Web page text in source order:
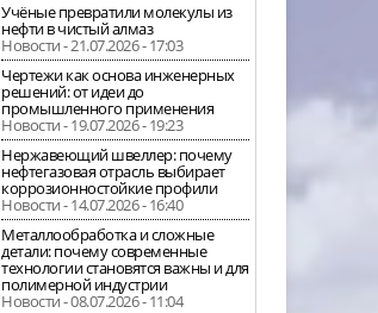
Учёные превратили молекулы из
нефти в чистый алмаз
Новости - 21.07.2026 - 17:03
Чертежи как основа инженерных
решений: от идеи до
промышленного применения
Новости - 19.07.2026 - 19:23
Нержавеющий швеллер: почему
нефтегазовая отрасль выбирает
коррозионностойкие профили
Новости - 14.07.2026 - 16:40
Металлообработка и сложные
детали: почему современные
технологии становятся важны и для
полимерной индустрии
Новости - 08.07.2026 - 11:04